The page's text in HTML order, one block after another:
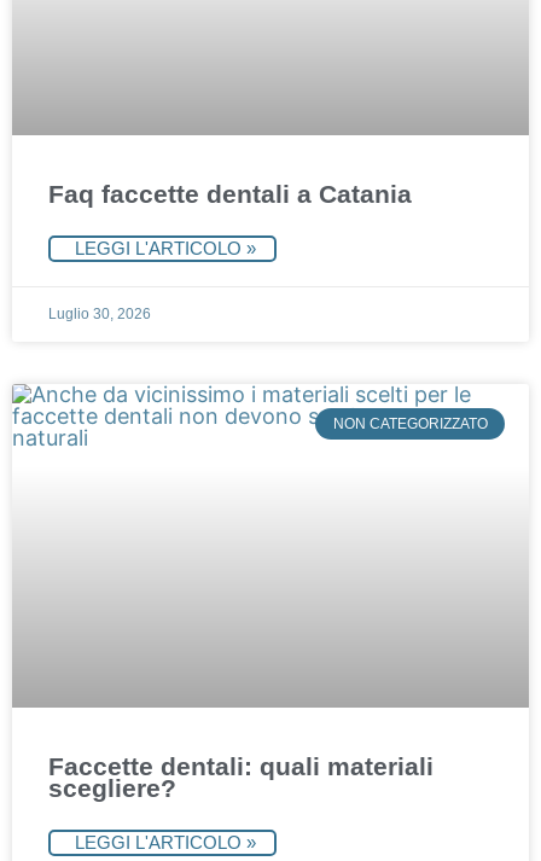
Faq faccette dentali a Catania
LEGGI L'ARTICOLO »
Luglio 30, 2026
NON CATEGORIZZATO
Faccette dentali: quali materiali
scegliere?
LEGGI L'ARTICOLO »